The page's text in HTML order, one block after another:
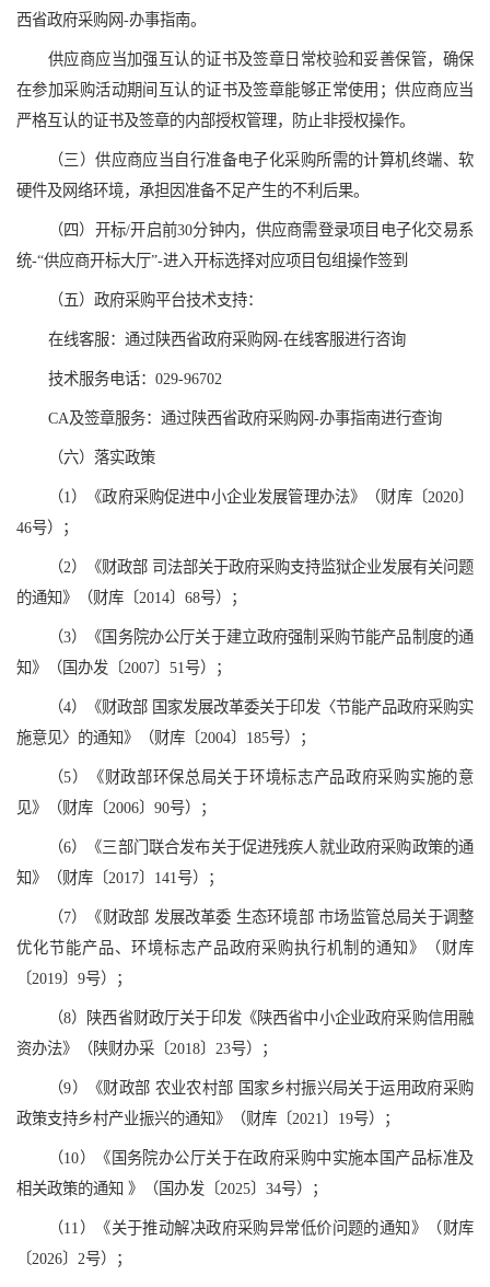
西省政府采购网-办事指南。
供应商应当加强互认的证书及签章日常校验和妥善保管，确保
在参加采购活动期间互认的证书及签章能够正常使用；供应商应当
严格互认的证书及签章的内部授权管理，防止非授权操作。
（三）供应商应当自行准备电子化采购所需的计算机终端、软
硬件及网络环境，承担因准备不足产生的不利后果。
（四）开标/开启前30分钟内，供应商需登录项目电子化交易系
统-“供应商开标大厅”-进入开标选择对应项目包组操作签到
（五）政府采购平台技术支持：
在线客服：通过陕西省政府采购网-在线客服进行咨询
技术服务电话：029-96702
CA及签章服务：通过陕西省政府采购网-办事指南进行查询
（六）落实政策
（1）《政府采购促进中小企业发展管理办法》（财库〔2020〕
46号）；
（2）《财政部 司法部关于政府采购支持监狱企业发展有关问题
的通知》（财库〔2014〕68号）；
（3）《国务院办公厅关于建立政府强制采购节能产品制度的通
知》（国办发〔2007〕51号）；
（4）《财政部 国家发展改革委关于印发〈节能产品政府采购实
施意见〉的通知》（财库〔2004〕185号）；
（5）《财政部环保总局关于环境标志产品政府采购实施的意
见》（财库〔2006〕90号）；
（6）《三部门联合发布关于促进残疾人就业政府采购政策的通
知》（财库〔2017〕141号）；
（7）《财政部 发展改革委 生态环境部 市场监管总局关于调整
优化节能产品、环境标志产品政府采购执行机制的通知》（财库
〔2019〕9号）；
（8）陕西省财政厅关于印发《陕西省中小企业政府采购信用融
资办法》（陕财办采〔2018〕23号）；
（9）《财政部 农业农村部 国家乡村振兴局关于运用政府采购
政策支持乡村产业振兴的通知》（财库〔2021〕19号）；
（10）《国务院办公厅关于在政府采购中实施本国产品标准及
相关政策的通知 》（国办发〔2025〕34号）；
（11）《关于推动解决政府采购异常低价问题的通知》（财库
〔2026〕2号）；